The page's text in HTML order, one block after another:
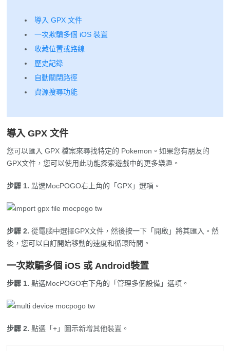
收藏位置或路線
歷史記錄
自動關閉路徑
資源搜尋功能
您可以匯入 GPX 檔案來尋找特定的 Pokemon。如果您有朋友的
GPX文件，您可以使用此功能探索遊戲中的更多樂趣。
步驟 1.點選MocPOGO右上角的「GPX」選項。
步驟 2.從電腦中選擇GPX文件，然後按一下「開啟」將其匯入。然
一次欺騙多個 iOS 或 Android裝置
步驟 1.點選MocPOGO右下角的「管理多個設備」選項。
步驟 2.點選「+」圖示新增其他裝置。
注意：
如果您想控製或取消控制設備，只需按一下「受控」或「不